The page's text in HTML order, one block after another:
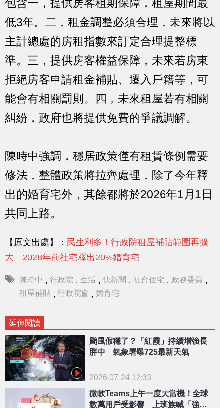
包含一，提供房客租期保障，租屋期間最
低3年。二，租金調整必須合理，未來將以
主計總處的房租指數來訂定合理提整標
準。三，提供房客權益保障，未來若房東
拒絕房客申請租金補貼、遷入戶籍等，可
能會有相關罰則。四，未來租屋若有相關
糾紛，政府也將提供免費的爭議調解。
陳時中強調，穩居政策僅有租賃條例需要
修法，整體政策將拉齊處理，除了今年釋
出的婚育宅外，其餘都將於2026年1月1日
共同上路。
【原文出處】： 民生利多！行政院租屋補貼範圍再擴
大 2028年前社宅釋出20%婚育宅
陳時中 , 行政院 , 生活 , 快新聞 , 社會住宅 , 政務委員 ,
租屋補貼 , 行政院會 , 婚育宅
延伸閱讀
颱風假穩了？「紅霞」持續增強長
胖中 氣象署曝725最新天氣
2026-07-24 12:33
微軟Teams上午一度大當機！全球
數萬用戶受影響 上班族喊「強制